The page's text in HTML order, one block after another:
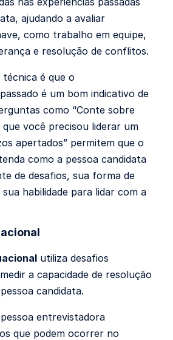
ajudando a avaliar
como trabalho em equipe,
e resolução de conflitos.
técnica é que o
é um bom indicativo de
como “Conte sobre
você precisou liderar um
apertados” permitem que o
como a pessoa candidata
de desafios, sua forma de
habilidade para lidar com a
utiliza desafios
a capacidade de resolução
candidata.
entrevistadora
que podem ocorrer no